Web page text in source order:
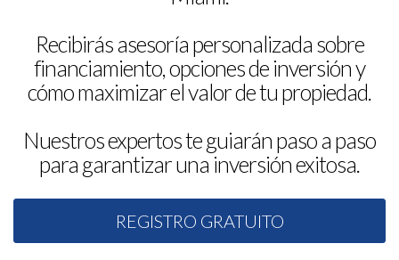
Recibirás asesoría personalizada sobre
financiamiento, opciones de inversión y
cómo maximizar el valor de tu propiedad.
Nuestros expertos te guiarán paso a paso
para garantizar una inversión exitosa.
REGISTRO GRATUITO